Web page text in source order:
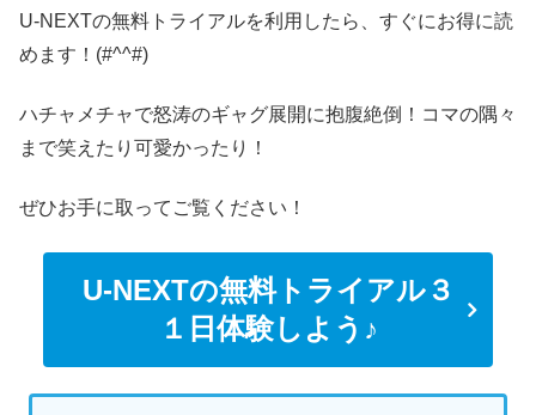
U-NEXTの無料トライアルを利用したら、すぐにお得に読
めます！(#^^#)
ハチャメチャで怒涛のギャグ展開に抱腹絶倒！コマの隅々
まで笑えたり可愛かったり！
ぜひお手に取ってご覧ください！
U-NEXTの無料トライアル３
１日体験しよう♪